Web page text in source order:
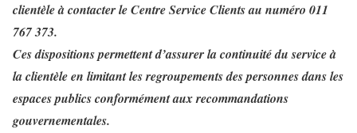
clientèle à contacter le Centre Service Clients au numéro 011
767 373.
Ces dispositions permettent d’assurer la continuité du service à
la clientèle en limitant les regroupements des personnes dans les
espaces publics conformément aux recommandations
gouvernementales.